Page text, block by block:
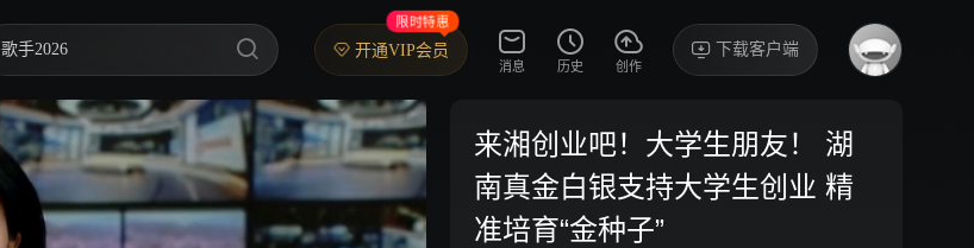
歌手2026
乘风2026
中餐厅·南洋拾光季
快乐老家
开通VIP会员
限时特惠
消息 历史 创作
下载客户端
来湘创业吧！大学生朋友！ 湖
南真金白银支持大学生创业 精
准培育“金种子”